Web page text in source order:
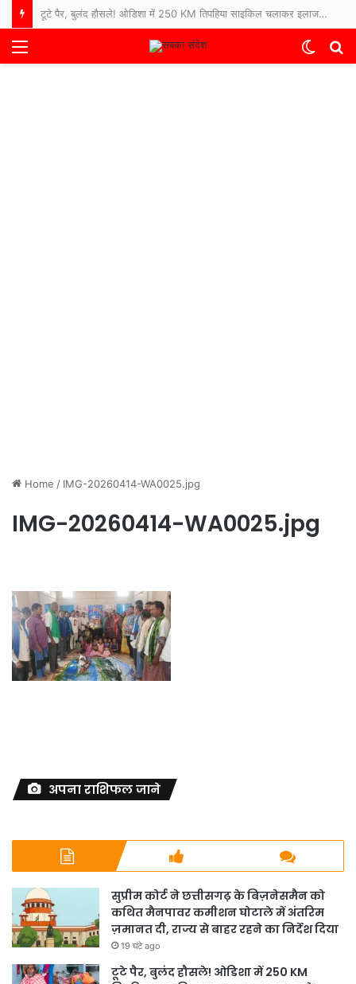
टूटे पैर, बुलंद हौसले! ओडिशा में 250 KM तिपहिया साइकिल चलाकर इलाज कराने अस्पताल पहुंचे 65 साल के बुजुर्ग
Menu
Switch
Home / IMG-20260414-WA0025.jpg
IMG-20260414-WA0025.jpg
अपना राशिफल जाने
सुप्रीम कोर्ट ने छत्तीसगढ़ के बिज़नेसमैन को
कथित मैनपावर कमीशन घोटाले में अंतरिम
ज़मानत दी, राज्य से बाहर रहने का निर्देश दिया
19 घंटे ago
टूटे पैर, बुलंद हौसले! ओडिशा में 250 KM